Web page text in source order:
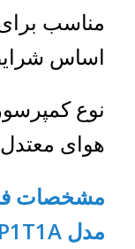
اساس
نوع
هوای معتدل
مشخصات
مدل